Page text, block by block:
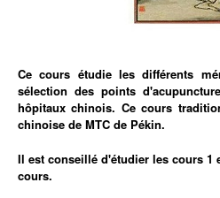
Ce cours étudie les différents
sélection des points
hôpitaux chinois. Ce cours
chinoise de MTC de Pékin.
Il est conseillé d'étudier les cours 1
cours.